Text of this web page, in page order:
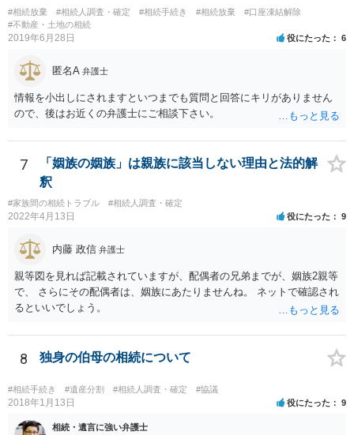
難と思われます。 「ＡＢＣ間の遺産分割協議は未了のまま，ＡとＢが
死亡し，二次相続が発生した」という前提に基づいて協議を進める必
要があります。 もちろん，Ｃの立場としては，ＡＢＣ間の遺産分割協
人は応じない姿勢を示していることから，実現は困難だと思います。
しどころ）としては，譲歩することを甘受しなければならないかもし
れません。
#相続放棄 #相続人調査・確定 #相続手続き #相続放棄
#口座凍結解除
#不動産・土地の相続
2019年6月28日 役にたった 6
匿名A 弁護士
情報を小出しにされますといつまでも質問と回答にキリがありません
ので、後はお近くの弁護士にご相談下さい。
7
「姻族の姻族」は親族に該当しない理由と法的解
釈
#家族間の相続トラブル #相続人調査・確定
2022年4月13日 役にたった 9
内藤 政信 弁護士
親等図を見れば記載されていますが、配偶者の兄弟までが、姻族2親等
で、 さらにその配偶者は、姻族にあたりませんね。 ネットで確認され
るといいでしょう。
8 独身の伯母の相続について
#相続手続き #遺産分割 #相続人調査・確定 #協議
2018年1月13日 役にたった 9
相続・遺言に強い弁護士